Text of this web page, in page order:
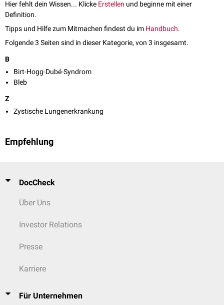
Hier fehlt dein Wissen... Klicke Erstellen und beginne mit einer
Definition.
Tipps und Hilfe zum Mitmachen findest du im Handbuch.
Folgende 3 Seiten sind in dieser Kategorie, von 3 insgesamt.
B
Birt-Hogg-Dubé-Syndrom
Bleb
Z
Zystische Lungenerkrankung
Empfehlung
DocCheck
Über Uns
Investor Relations
Presse
Karriere
Für Unternehmen